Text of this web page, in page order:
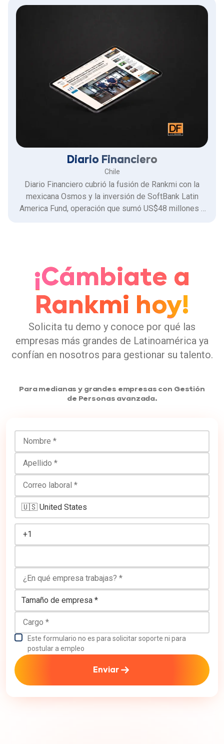
Diario Financiero
Chile
Diario Financiero cubrió la fusión de Rankmi con la
mexicana Osmos y la inversión de SoftBank Latin
America Fund, operación que sumó US$48 millones y
¡Cámbiate a
Rankmi hoy!
Solicita tu demo y conoce por qué las
empresas más grandes de Latinoamérica ya
confían en nosotros para gestionar su talento.
Para medianas y grandes empresas con Gestión
de Personas avanzada.
Nombre
Apellido
Correo laboral
Número de teléfono
¿En qué empresa trabajas?
Tamaño de empresa
Cargo
Este formulario no es para solicitar soporte ni para
postular a empleo
Enviar